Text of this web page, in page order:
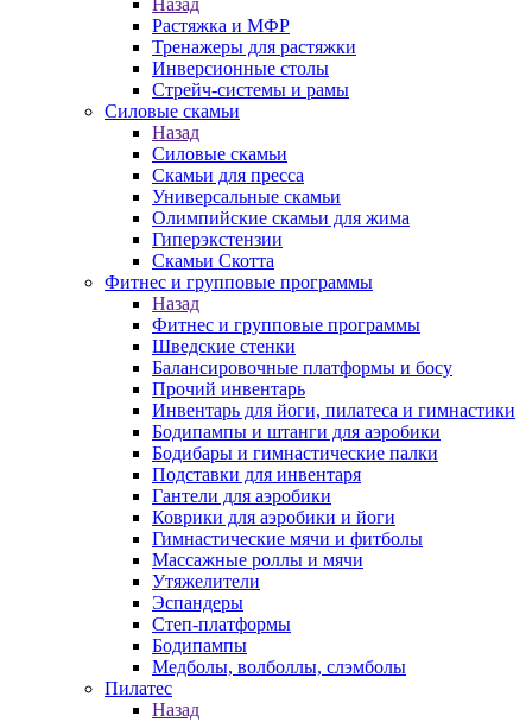
Назад
Растяжка и МФР
Тренажеры для растяжки
Инверсионные столы
Стрейч-системы и рамы
Силовые скамьи
Назад
Силовые скамьи
Скамьи для пресса
Универсальные скамьи
Олимпийские скамьи для жима
Гиперэкстензии
Скамьи Скотта
Фитнес и групповые программы
Назад
Фитнес и групповые программы
Шведские стенки
Балансировочные платформы и босу
Прочий инвентарь
Инвентарь для йоги, пилатеса и гимнастики
Бодипампы и штанги для аэробики
Бодибары и гимнастические палки
Подставки для инвентаря
Гантели для аэробики
Коврики для аэробики и йоги
Гимнастические мячи и фитболы
Массажные роллы и мячи
Утяжелители
Эспандеры
Степ-платформы
Бодипампы
Медболы, волболлы, слэмболы
Пилатес
Назад